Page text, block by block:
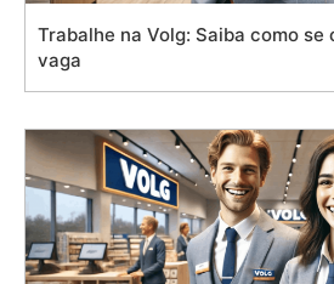
Trabalhe na Volg: Saiba como se
vaga